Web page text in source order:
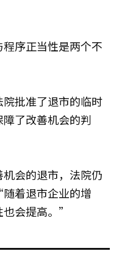
序正当性是两个不
批准了退市的临时
了改善机会的判
会的退市，法院仍
着退市企业的增
会提高。”